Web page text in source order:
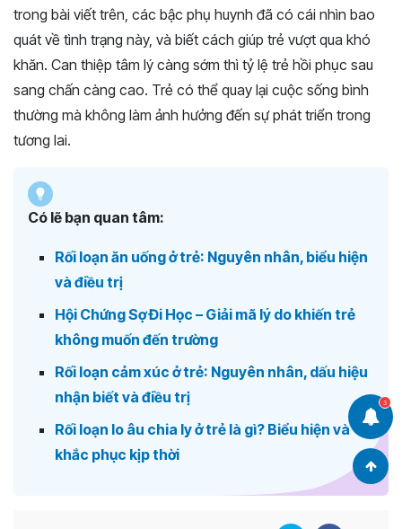
3
trong bài viết trên, các bậc phụ huynh đã có cái nhìn bao
quát về tình trạng này, và biết cách giúp trẻ vượt qua khó
khăn. Can thiệp tâm lý càng sớm thì tỷ lệ trẻ hồi phục sau
sang chấn càng cao. Trẻ có thể quay lại cuộc sống bình
thường mà không làm ảnh hưởng đến sự phát triển trong
tương lai.
Có lẽ bạn quan tâm:
Rối loạn ăn uống ở trẻ: Nguyên nhân, biểu hiện
và điều trị
Hội Chứng Sợ Đi Học – Giải mã lý do khiến trẻ
không muốn đến trường
Rối loạn cảm xúc ở trẻ: Nguyên nhân, dấu hiệu
nhận biết và điều trị
Rối loạn lo âu chia ly ở trẻ là gì? Biểu hiện và
khắc phục kịp thời